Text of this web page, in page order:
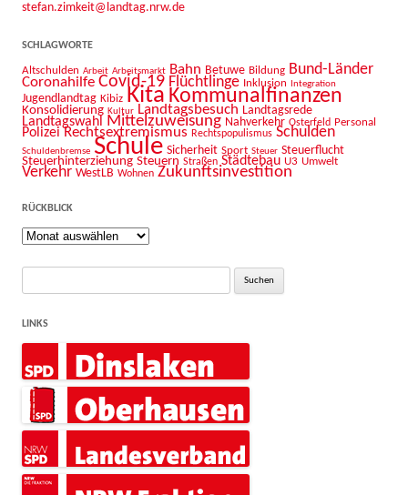
stefan.zimkeit@landtag.nrw.de
SCHLAGWORTE
Altschulden Arbeit Arbeitsmarkt Bahn Betuwe Bildung Bund-Länder
Coronahilfe Covid-19 Flüchtlinge Inklusion Integration
Jugendlandtag Kibiz Kita Kommunalfinanzen
Konsolidierung Kultur Landtagsbesuch Landtagsrede
Landtagswahl Mittelzuweisung Nahverkehr Osterfeld Personal
Polizei Rechtsextremismus Rechtspopulismus Schulden
Schuldenbremse Schule Sicherheit Sport Steuer Steuerflucht
Steuerhinterziehung Steuern Straßen Städtebau U3 Umwelt
Verkehr WestLB Wohnen Zukunftsinvestition
RÜCKBLICK
Rückblick
Suche
LINKS